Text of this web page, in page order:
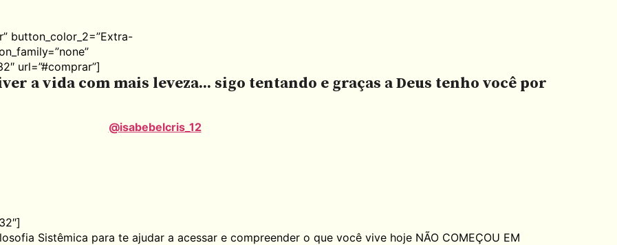
button_color_2=”Extra-
url=”#comprar”]
a vida com mais leveza... sigo tentando e graças a Deus tenho você por
@isabebelcris_12
Sistêmica para te ajudar a acessar e compreender ​o que você vive hoje NÃO COMEÇOU EM